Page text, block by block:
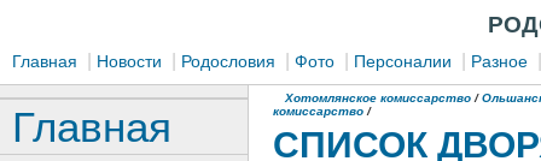
Главная Новости Родословия Фото Персоналии Разное
Хотомлянское комиссарство/
комиссарство/
СПИСОК
Главная